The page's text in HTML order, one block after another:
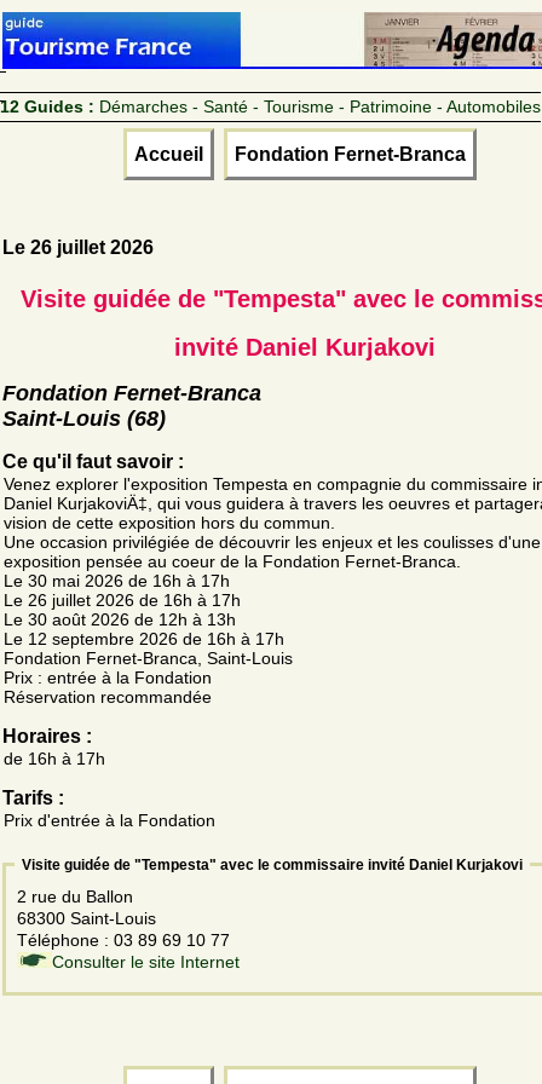
12 Guides : Démarches - Santé - Tourisme - Patrimoine - Automobiles
Accueil Fondation Fernet-Branca
Le 26 juillet 2026
Visite guidée de "Tempesta" avec le
invité Daniel Kurjakovi
Fondation Fernet-Branca
Saint-Louis (68)
Ce qu'il faut savoir :
Venez explorer l'exposition Tempesta en compagnie du commissaire
Daniel KurjakoviÄ‡, qui vous guidera à travers les oeuvres et
vision de cette exposition hors du commun.
Une occasion privilégiée de découvrir les enjeux et les coulisses d'une
exposition pensée au coeur de la Fondation Fernet-Branca.
Le 30 mai 2026 de 16h à 17h
Le 26 juillet 2026 de 16h à 17h
Le 30 août 2026 de 12h à 13h
Le 12 septembre 2026 de 16h à 17h
Fondation Fernet-Branca, Saint-Louis
Prix : entrée à la Fondation
Réservation recommandée
Horaires :
de 16h à 17h
Tarifs :
Prix d'entrée à la Fondation
Visite guidée de "Tempesta" avec le commissaire invité Daniel Kurjakovi
2 rue du Ballon
68300 Saint-Louis
Téléphone : 03 89 69 10 77
Consulter le site Internet